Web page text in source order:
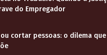
do Empregador
cortar pessoas: o dilema